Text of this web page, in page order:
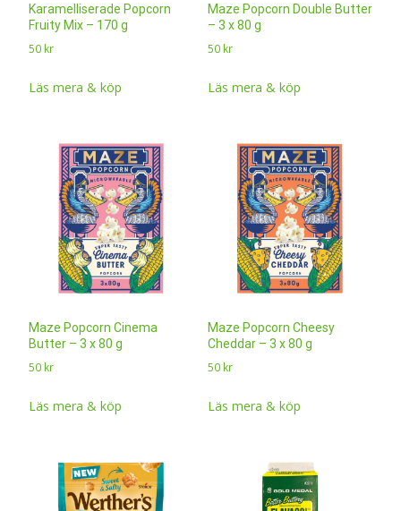
Karamelliserade Popcorn
Fruity Mix – 170 g
50 kr
Läs mera & köp
Maze Popcorn Double Butter
– 3 x 80 g
50 kr
Läs mera & köp
Maze Popcorn Cinema
Butter – 3 x 80 g
50 kr
Läs mera & köp
Maze Popcorn Cheesy
Cheddar – 3 x 80 g
50 kr
Läs mera & köp